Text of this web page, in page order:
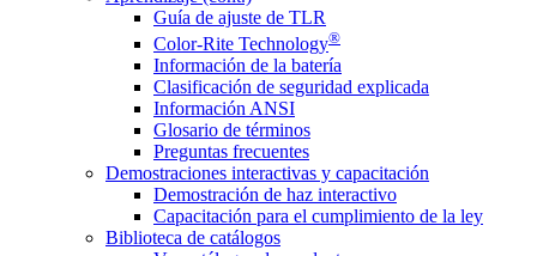
Guía de ajuste de TLR
Color-Rite Technology®
Información de la batería
Clasificación de seguridad explicada
Información ANSI
Glosario de términos
Preguntas frecuentes
Demostraciones interactivas y capacitación
Demostración de haz interactivo
Capacitación para el cumplimiento de la ley
Biblioteca de catálogos